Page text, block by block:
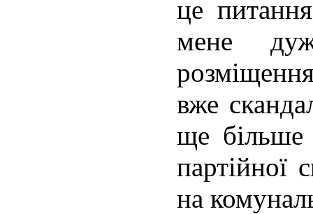
це
мене
вже
ще більше
партійної
на